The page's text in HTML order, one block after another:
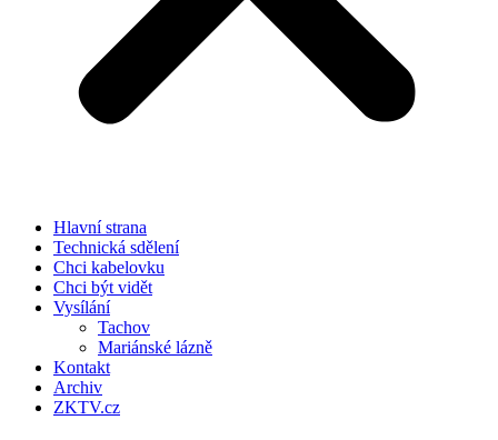
Hlavní strana
Technická sdělení
Chci kabelovku
Chci být vidět
Vysílání
Tachov
Mariánské lázně
Kontakt
Archiv
ZKTV.cz